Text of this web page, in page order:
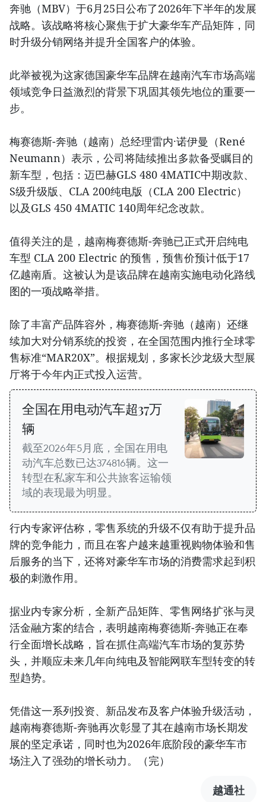
奔驰（MBV）于6月25日公布了2026年下半年的发展
战略。该战略将核心聚焦于扩大豪华车产品矩阵，同
时升级分销网络并提升全国客户的体验。
此举被视为这家德国豪华车品牌在越南汽车市场高端
领域竞争日益激烈的背景下巩固其领先地位的重要一
步。
梅赛德斯-奔驰（越南）总经理雷内·诺伊曼（René
Neumann）表示，公司将陆续推出多款备受瞩目的
新车型，包括：迈巴赫GLS 480 4MATIC中期改款、
S级升级版、CLA 200纯电版（CLA 200 Electric）
以及GLS 450 4MATIC 140周年纪念改款。
值得关注的是，越南梅赛德斯-奔驰已正式开启纯电
车型 CLA 200 Electric 的预售，预售价预计低于17
亿越南盾。这被认为是该品牌在越南实施电动化路线
图的一项战略举措。
除了丰富产品阵容外，梅赛德斯-奔驰（越南）还继
续加大对分销系统的投资，在全国范围内推行全球零
售标准“MAR20X”。根据规划，多家长沙龙级大型展
厅将于今年内正式投入运营。
全国在用电动汽车超37万
辆
截至2026年5月底，全国在用电
动汽车总数已达374816辆。这一
转型在私家车和公共旅客运输领
域的表现最为明显。
行内专家评估称，零售系统的升级不仅有助于提升品
牌的竞争能力，而且在客户越来越重视购物体验和售
后服务的当下，还将对豪华车市场的消费需求起到积
极的刺激作用。
据业内专家分析，全新产品矩阵、零售网络扩张与灵
活金融方案的结合，表明越南梅赛德斯-奔驰正在奉
行全面增长战略，旨在抓住高端汽车市场的复苏势
头，并顺应未来几年向纯电及智能网联车型转变的转
型趋势。
凭借这一系列投资、新品发布及客户体验升级活动，
越南梅赛德斯-奔驰再次彰显了其在越南市场长期发
展的坚定承诺，同时也为2026年底阶段的豪华车市
场注入了强劲的增长动力。（完）
越通社